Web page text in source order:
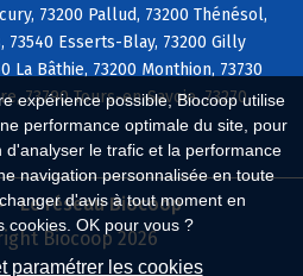
expérience possible, Biocoop utilise
performance optimale du site, pour
d'analyser le trafic et la performance
navigation personnalisée en toute
d'avis à tout moment en
cookies. OK pour vous ?
paramétrer les cookies
73200 Pallud, 73200 Thénésol,
73540 Esserts-Blay, 73200 Gilly
La Bâthie, 73200 Monthion, 73730
73790 Tours-en-Savoie, 73270
Le réseau Biocoop
Biocoop 2026